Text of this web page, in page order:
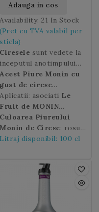
Adauga in cos
Availability: 21 In Stock
(Pret cu TVA valabil per
sticla)
Ciresele sunt vedete la
inceputul anotimpului
vara.
Acest Piure Monin cu
gust de cirese
proaspete si suculente
va fi ideal pentru
prepararea de
cocktailuri delicioase,
limonade sau Ice Tea in
Aplicatii: asociati Le
Fruit de MONIN
Cherryin cocktailuri cu
rozmarin sau tarhon
pentru a va uimi
ar fi: placintele de cirese
ale bunicii sau in
Padurea Neagra!
Culoarea Piureului
Monin de Cirese: rosu
inchis.
Litraj disponibil: 100 cl